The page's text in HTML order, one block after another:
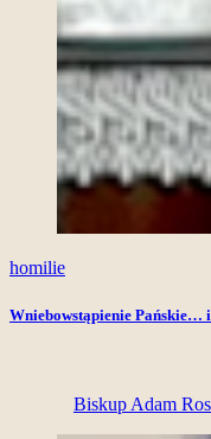
homilie
Wniebowstąpienie Pańskie…
Biskup Adam